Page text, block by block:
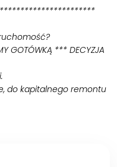
GOTÓWKĄ *** DECYZJA
do kapitalnego remontu